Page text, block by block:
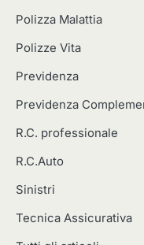
Polizza Malattia
Polizze Vita
Previdenza
Previdenza
R.C. professionale
R.C.Auto
Sinistri
Tecnica Assicurativa